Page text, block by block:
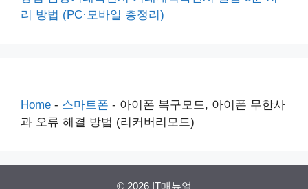
리 방법 (PC·모바일 총정리)
Home - 스마트폰 - 아이폰 복구모드, 아이폰 무한사
과 오류 해결 방법 (리커버리모드)
© 2026 IT매뉴얼